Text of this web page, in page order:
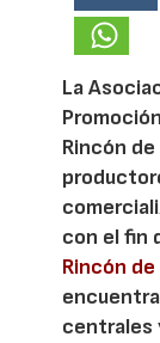
La
Rincón
con el fin
Rincón
centrales